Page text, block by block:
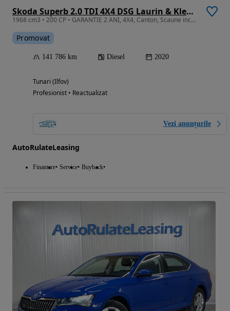
Skoda Superb 2.0 TDI 4X4 DSG Laurin & Klement
1968 cm3 • 200 CP • GARANTIE 2 ANI, 4X4, Canton, Scaune incalzite, Piele
Promovat
141 786 km Diesel 2020
Tunari (Ilfov)
Profesionist • Reactualizat
Vezi anunțurile
AutoRulateLeasing
Finantare Service Buyback